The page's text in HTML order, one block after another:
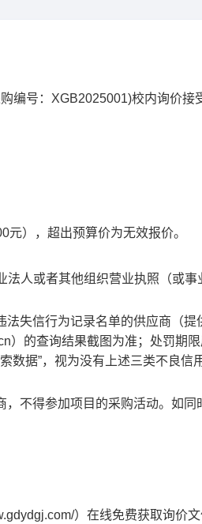
编号：XGB2025001)校内询价接
），超出预算价为无效报价。
人或者其他组织营业执照（或事
失信行为记录名单的供应商（提
）的查询结果截图为准；处罚期
数据”，视为没有上述三类不良信
不得参加项目的采购活动。如同
）在线免费获取询价文